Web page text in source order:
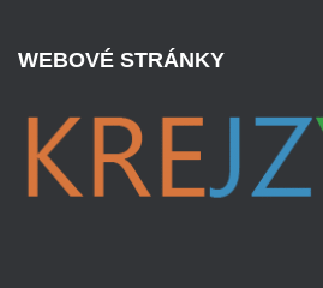
WEBOVÉ STRÁNKY